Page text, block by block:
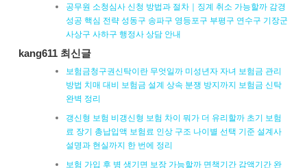
공무원 소청심사 신청 방법과 절차｜징계 취소 가능할까 감경
성공 핵심 전략 성동구 송파구 영등포구 부평구 연수구 기장군
사상구 사하구 행정사 상담 안내
kang611 최신글
보험금청구권신탁이란 무엇일까 미성년자 자녀 보험금 관리
방법 치매 대비 보험금 설계 상속 분쟁 방지까지 보험금 신탁
완벽 정리
갱신형 보험 비갱신형 보험 차이 뭐가 더 유리할까 초기 보험
료 장기 총납입액 보험료 인상 구조 나이별 선택 기준 설계사
설명과 현실까지 한 번에 정리
보험 가입 후 병 생기면 보장 가능할까 면책기간 감액기간 완